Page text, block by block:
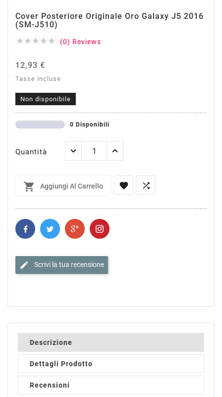
Cover Posteriore Originale Oro Galaxy J5 2016
(SM-J510)
     (0) Reviews
12,93 €
Tasse incluse
Non disponibile
0 Disponibili
Quantità
 Aggiungi Al Carrello  
edit Scrivi la tua recensione
Descrizione
Dettagli Prodotto
Recensioni